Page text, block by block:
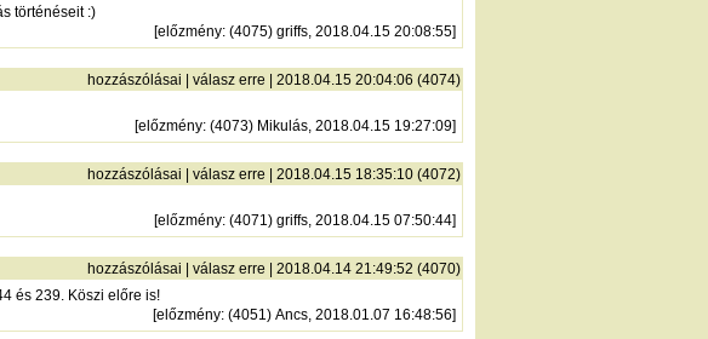
történéseit :)
[előzmény: (4075) griffs, 2018.04.15 20:08:55]
hozzászólásai válasz erre | 2018.04.15 20:04:06 (4074)
[előzmény: (4073) Mikulás, 2018.04.15 19:27:09]
hozzászólásai válasz erre | 2018.04.15 18:35:10 (4072)
[előzmény: (4071) griffs, 2018.04.15 07:50:44]
hozzászólásai válasz erre | 2018.04.14 21:49:52 (4070)
és 239. Köszi előre is!
[előzmény: (4051) Ancs, 2018.01.07 16:48:56]